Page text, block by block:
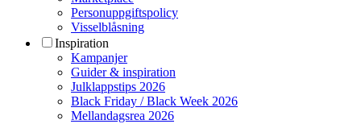
Personuppgiftspolicy
Visselblåsning
Inspiration
Kampanjer
Guider & inspiration
Julklappstips 2026
Black Friday / Black Week 2026
Mellandagsrea 2026